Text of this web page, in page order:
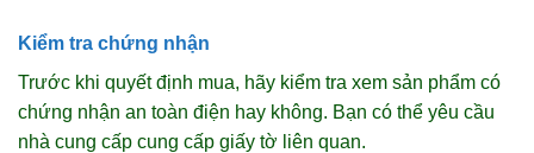
Kiểm tra chứng nhận
Trước khi quyết định mua, hãy kiểm tra xem sản phẩm có
chứng nhận an toàn điện hay không. Bạn có thể yêu cầu
nhà cung cấp cung cấp giấy tờ liên quan.